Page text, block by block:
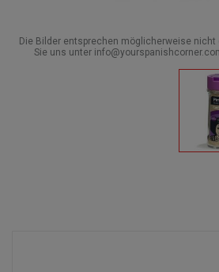
Die Bilder entsprechen möglicherweise
Sie uns unter